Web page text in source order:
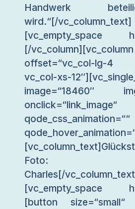
Handwerk
wird.“[/vc_column_text]
[vc_empty_space
[/vc_column][vc_column
offset=“vc_col-lg-4
vc_col-xs-
image=“18460″
onclick=“link_image“
qode_css_animation=““
Foto:
Charles[/
[vc_empty_space
[button size=“small“